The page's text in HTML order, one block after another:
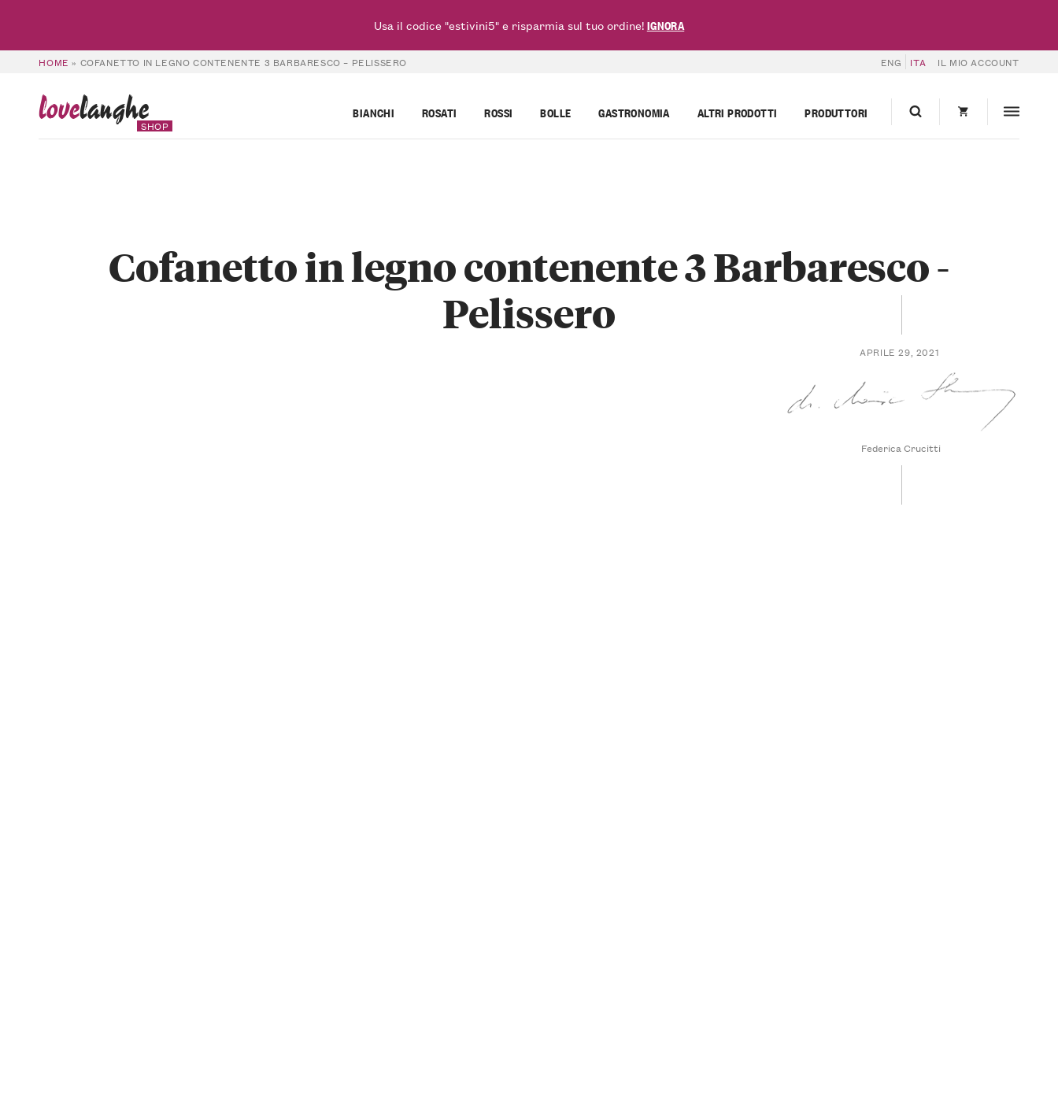
HOME » COFANETTO IN LEGNO CONTENENTE 3 BARBARESCO – PELISSERO ENG ITA IL MIO ACCOUNT
lovelanghe
SHOP
BIANCHI ROSATI ROSSI BOLLE GASTRONOMIA ALTRI PRODOTTI PRODUTTORI
Cofanetto in legno contenente 3 Barbaresco -
Pelissero
APRILE 29, 2021
Federica Crucitti
Usa il codice "estivini5" e risparmia sul tuo ordine!IGNORA